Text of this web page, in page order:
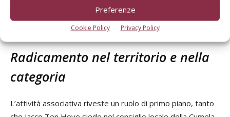
Preferenze
Cookie Policy Privacy Policy
follower, segue e pubblica video in forma di documentario
sulle attività in campo condotte dai Ten Hove.
Radicamento nel territorio e nella
categoria
L’attività associativa riveste un ruolo di primo piano, tanto